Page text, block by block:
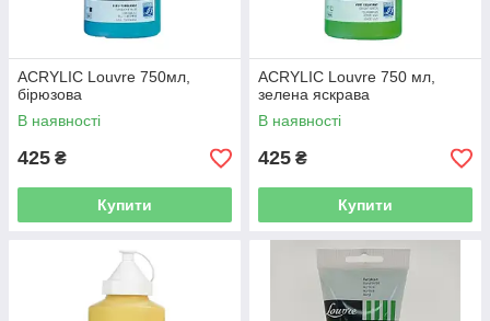
ACRYLIC Louvre 750мл,
бірюзова
В наявності
425 ₴
Купити
ACRYLIC Louvre 750 мл,
зелена яскрава
В наявності
425 ₴
Купити